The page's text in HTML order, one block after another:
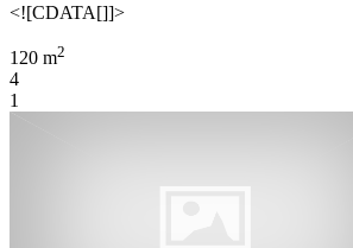
<![CDATA[]]>
120 m2
4
1